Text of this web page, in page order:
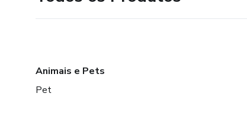
Animais e Pets
Pet